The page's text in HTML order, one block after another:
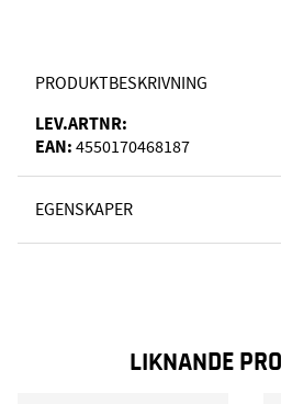
PRODUKTBESKRIVNING
LEV.ARTNR:
EAN: 4550170468187
EGENSKAPER
LIKNANDE